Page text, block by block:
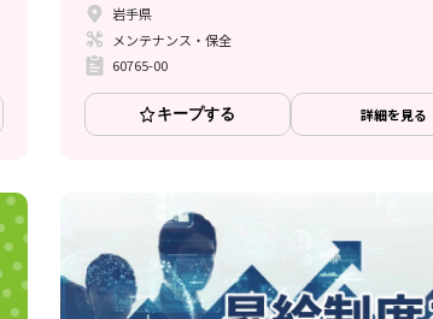
岩手県
メンテナンス・保全
60765-00
キープする 詳細を見る